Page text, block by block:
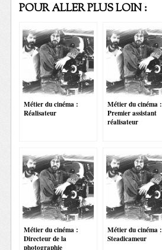
POUR ALLER PLUS LOIN :
Métier du cinéma :
Réalisateur
Métier du cinéma :
Premier assistant
réalisateur
Métier du cinéma :
Directeur de la
photographie
Métier du cinéma :
Steadicameur